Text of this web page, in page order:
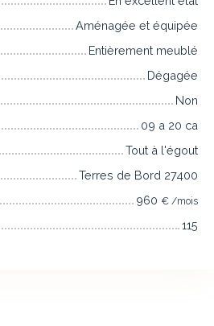
Aménagée et équipée
Entièrement meublé
Dégagée
Non
09 a 20 ca
Tout à l'égout
Terres de Bord 27400
960 € /mois
115